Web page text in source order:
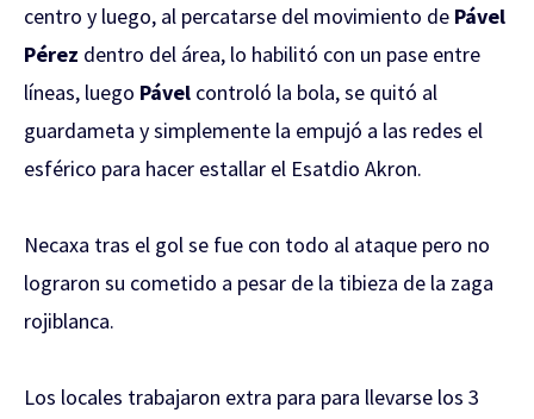
centro y luego, al percatarse del movimiento de Pável
Pérez dentro del área, lo habilitó con un pase entre
líneas, luego Pável controló la bola, se quitó al
guardameta y simplemente la empujó a las redes el
esférico para hacer estallar el Esatdio Akron.
Necaxa tras el gol se fue con todo al ataque pero no
lograron su cometido a pesar de la tibieza de la zaga
rojiblanca.
Los locales trabajaron extra para para llevarse los 3